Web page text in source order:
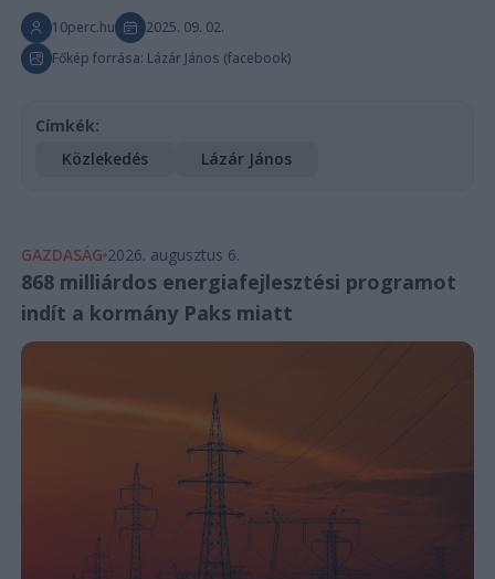
10perc.hu
2025. 09. 02.
Főkép forrása: Lázár János (facebook)
Címkék:
Közlekedés
Lázár János
GAZDASÁG 2026. augusztus 6.
868 milliárdos energiafejlesztési programot
indít a kormány Paks miatt